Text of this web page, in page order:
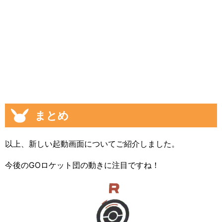
まとめ
以上、新しい起動画面についてご紹介しました。
今後のGOロケット団の動きに注目ですね！